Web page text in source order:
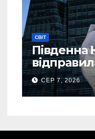
СВІТ
Південна
тонн
СЕР 7, 2026